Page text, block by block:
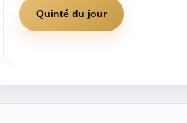
Quinté du jour